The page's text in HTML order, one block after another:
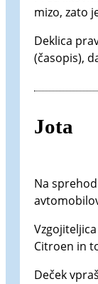
mizo, zato
Deklica
(časopis),
Jota
Na
Citroen in
Deček